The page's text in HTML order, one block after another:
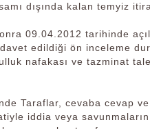
dışında kalan temyiz
09.04.2012 tarihinde
edildiği ön inceleme
nafakası ve tazminat
Taraflar, cevaba cevap
iddia veya